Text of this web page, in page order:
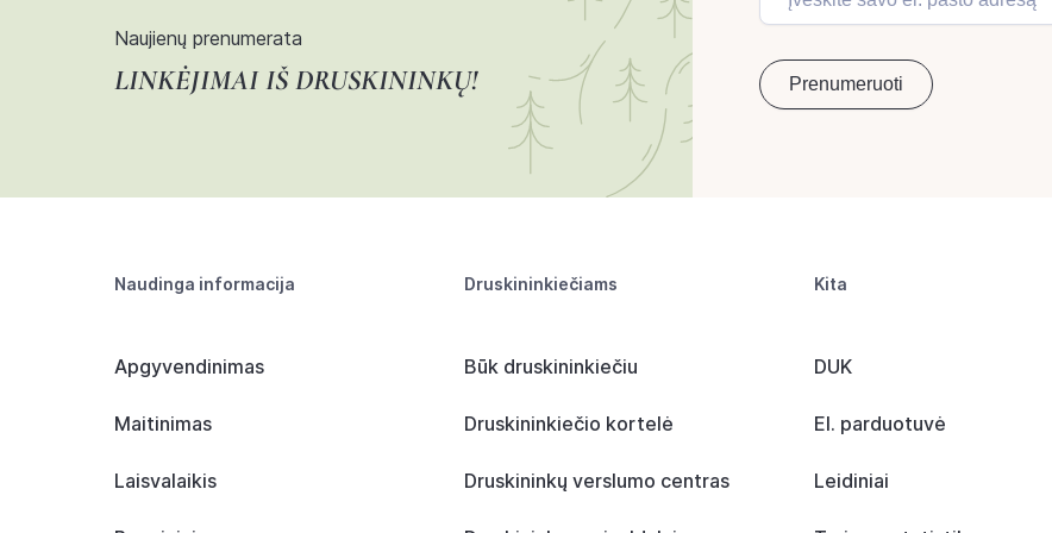
Naujienų prenumerata
LINKĖJIMAI IŠ DRUSKININKŲ!
Naudinga informacija
Apgyvendinimas
Maitinimas
Laisvalaikis
Druskininkiečiams
Būk druskininkiečiu
Druskininkiečio kortelė
Druskininkų verslumo centras
Kita
DUK
El. parduotuvė
Leidiniai